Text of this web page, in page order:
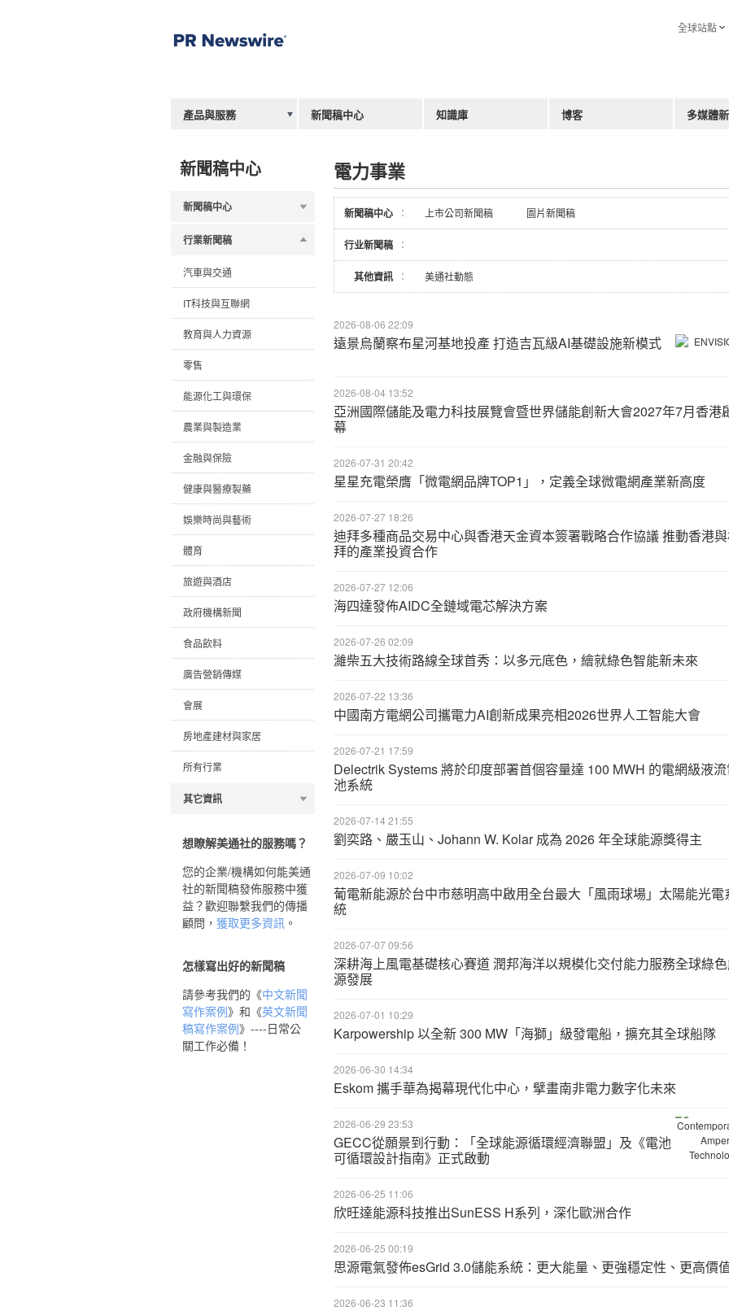
新聞稿中心
新聞稿中心
行業新聞稿
汽車與交通
IT科技與互聯網
教育與人力資源
零售
能源化工與環保
農業與製造業
金融與保險
健康與醫療製藥
娛樂時尚與藝術
體育
旅遊與酒店
政府機構新聞
食品飲料
廣告營銷傳媒
會展
房地產建材與家居
所有行業
其它資訊
想瞭解美通社的服務嗎？
您的企業/機構如何能美通
社的新聞稿發佈服務中獲
益？歡迎聯繫我們的傳播
顧問， 獲取更多資訊。
怎樣寫出好的新聞稿
請參考我們的《中文新聞
寫作案例》和《英文新聞
稿寫作案例》----日常公
關工作必備！
電力事業
新聞稿中心 ： 上市公司新聞稿 圖片新聞稿
行业新聞稿 ：
其他資訊 ： 美通社動態
2026-08-06 22:09
遠景烏蘭察布星河基地投產 打造吉瓦級AI基礎設施新模式
2026-08-04 13:52
亞洲國際儲能及電力科技展覽會暨世界儲能創新大會2027年7月香港
幕
2026-07-31 20:42
星星充電榮膺「微電網品牌TOP1」，定義全球微電網產業新高度
2026-07-27 18:26
迪拜多種商品交易中心與香港天金資本簽署戰略合作協議 推動香港
拜的產業投資合作
2026-07-27 12:06
海四達發佈AIDC全鏈域電芯解決方案
2026-07-26 02:09
濰柴五大技術路線全球首秀：以多元底色，繪就綠色智能新未來
2026-07-22 13:36
中國南方電網公司攜電力AI創新成果亮相2026世界人工智能大會
2026-07-21 17:59
Delectrik Systems 將於印度部署首個容量達 100 MWH 的電網級液
池系統
2026-07-14 21:55
劉奕路、嚴玉山、Johann W. Kolar 成為 2026 年全球能源獎得主
2026-07-09 10:02
葡電新能源於台中市慈明高中啟用全台最大「風雨球場」太陽能光電
統
2026-07-07 09:56
深耕海上風電基礎核心賽道 潤邦海洋以規模化交付能力服務全球綠
源發展
2026-07-01 10:29
Karpowership 以全新 300 MW「海獅」級發電船，擴充其全球船隊
2026-06-30 14:34
Eskom 攜手華為揭幕現代化中心，擘畫南非電力數字化未來
2026-06-29 23:53
GECC從願景到行動：「全球能源循環經濟聯盟」及《電池
可循環設計指南》正式啟動
2026-06-25 11:06
欣旺達能源科技推出SunESS H系列，深化歐洲合作
2026-06-25 00:19
思源電氣發佈esGrid 3.0儲能系統：更大能量、更強穩定性、更高價
2026-06-23 11:36
全球站點
產品與服務 新聞稿中心 知識庫 博客 多媒體